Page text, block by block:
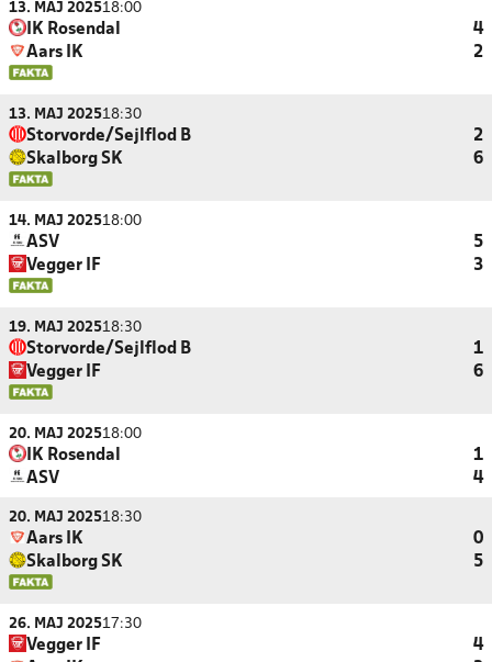
13. MAJ 202518:00
IK Rosendal
4
Aars IK
2
13. MAJ 202518:30
Storvorde/Sejlflod B
2
Skalborg SK
6
14. MAJ 202518:00
ASV
5
Vegger IF
3
19. MAJ 202518:30
Storvorde/Sejlflod B
1
Vegger IF
6
20. MAJ 202518:00
IK Rosendal
1
ASV
4
20. MAJ 202518:30
Aars IK
0
Skalborg SK
5
26. MAJ 202517:30
Vegger IF
4